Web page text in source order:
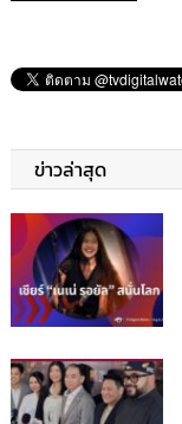
ข่าวล่าสุด